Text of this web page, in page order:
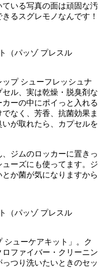
いる写真の面は頑固な汚
るスグレモノなんです！
（パッゾ プレスル
プ シューフレッシュナ
ル、実は乾燥・脱臭剤な
ーの中にポイっと入れる
なく、芳香、抗菌効果ま
が取れたら、カプセルを
ジムのロッカーに置きっ
ーズにも使ってます。ジ
か菌が気になりますから
（パッゾ プレスル
シューケアキット」。ク
ファイバー・クリーニン
つり洗いたいときのセッ